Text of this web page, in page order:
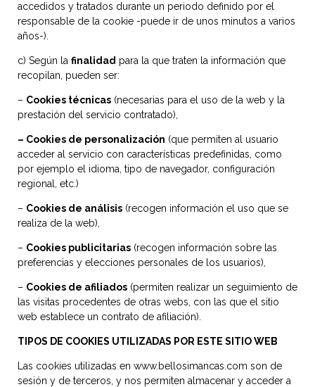
accedidos y tratados durante un periodo definido por el
responsable de la cookie -puede ir de unos minutos a varios
años-).
c) Según la finalidad para la que traten la información que
recopilan, pueden ser:
– Cookies técnicas (necesarias para el uso de la web y la
prestación del servicio contratado),
– Cookies de personalización (que permiten al usuario
acceder al servicio con características predefinidas, como
por ejemplo el idioma, tipo de navegador, configuración
regional, etc.)
– Cookies de análisis (recogen información el uso que se
realiza de la web),
– Cookies publicitarias (recogen información sobre las
preferencias y elecciones personales de los usuarios),
– Cookies de afiliados (permiten realizar un seguimiento de
las visitas procedentes de otras webs, con las que el sitio
web establece un contrato de afiliación).
TIPOS DE COOKIES UTILIZADAS POR ESTE SITIO WEB
Las cookies utilizadas en www.bellosimancas.com son de
sesión y de terceros, y nos permiten almacenar y acceder a